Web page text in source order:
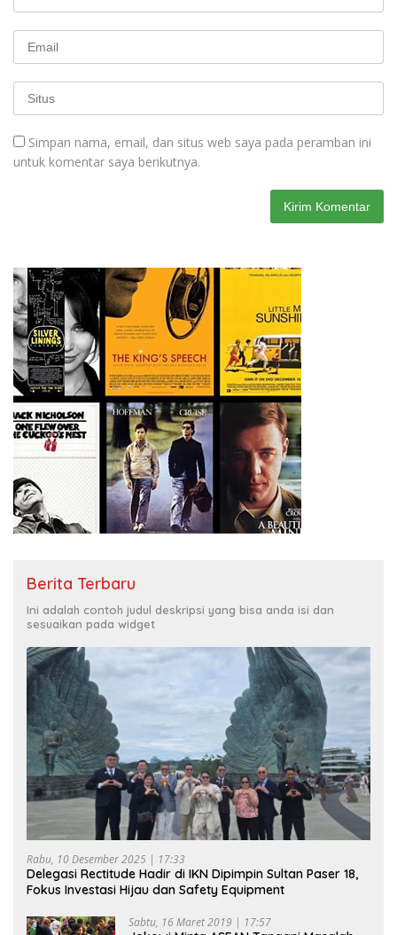
Simpan nama, email, dan situs web saya pada peramban ini
untuk komentar saya berikutnya.
Berita Terbaru
Ini adalah contoh judul deskripsi yang bisa anda isi dan
sesuaikan pada widget
Rabu, 10 Desember 2025 | 17:33
Delegasi Rectitude Hadir di IKN Dipimpin Sultan Paser 18,
Fokus Investasi Hijau dan Safety Equipment
Sabtu, 16 Maret 2019 | 17:57